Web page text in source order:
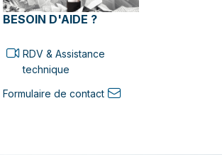
BESOIN D'AIDE ?
RDV & Assistance
technique
Formulaire de contact